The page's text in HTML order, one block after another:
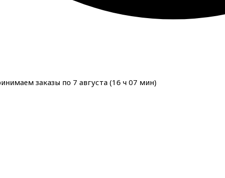
заказы по 7 августа (16 ч07 мин)